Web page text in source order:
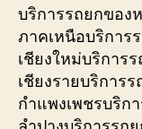
บริการรถยกของ
ภาคเหนือบริการ
เชียงใหม่บริการ
เชียงรายบริการ
กำแพงเพชรบริก